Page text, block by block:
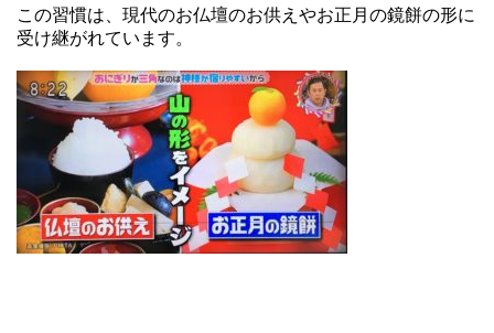
この習慣は、現代のお仏壇のお供えやお正月の鏡餅の形に
受け継がれています。